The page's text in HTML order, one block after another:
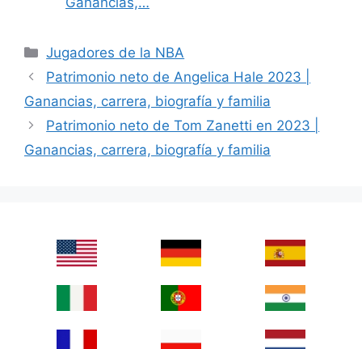
Categories
Jugadores de la NBA
Patrimonio neto de Angelica Hale 2023 |
Ganancias, carrera, biografía y familia
Patrimonio neto de Tom Zanetti en 2023 |
Ganancias, carrera, biografía y familia